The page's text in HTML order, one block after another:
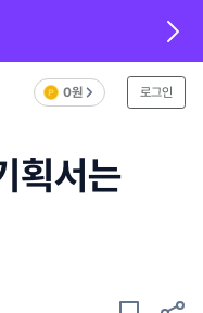
0원 로그인
획서는